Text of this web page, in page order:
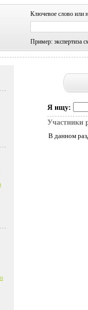
Ключевое слово или
Пример: экспертиза
Я ищу:
Участники
В данном